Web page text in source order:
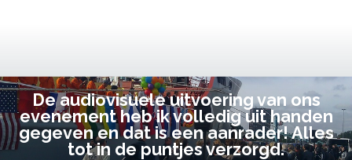
De audiovisuele uitvoering van ons
evenement heb ik volledig uit handen
gegeven en dat is een aanrader! Alles
tot in de puntjes verzorgd.